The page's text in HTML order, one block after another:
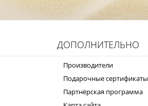
ДОПОЛНИТЕЛЬНО
Производители
Подарочные сертификаты
Партнёрская программа